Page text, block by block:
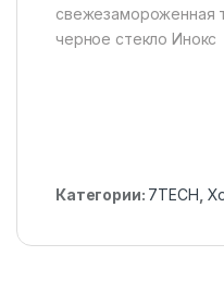
свежезамороженная
черное стекло Инокс
Категории: 7TECH